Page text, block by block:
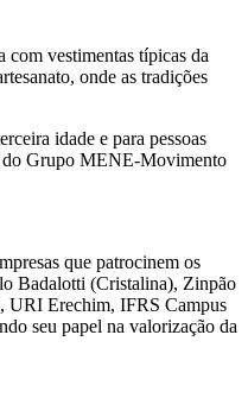
com vestimentas típicas da
onde as tradições
idade e para pessoas
do Grupo MENE-Movimento
que patrocinem os
Badalotti (Cristalina), Zinpão
URI Erechim, IFRS Campus
seu papel na valorização da